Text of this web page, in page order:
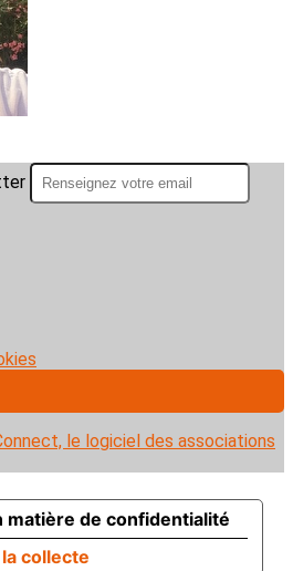
le logiciel des associations
collecte
matière de confidentialité